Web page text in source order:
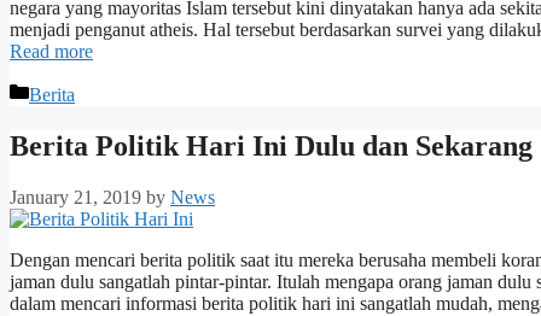
negara yang mayoritas Islam tersebut kini dinyatakan hanya ada
menjadi penganut atheis. Hal tersebut berdasarkan survei yang
Read more
Categories
Berita
Berita Politik Hari Ini Dulu dan Sekarang
January 21, 2019 by News
Dengan mencari berita politik saat itu mereka berusaha membeli
jaman dulu sangatlah pintar-pintar. Itulah mengapa orang jaman
dalam mencari informasi berita politik hari ini sangatlah mudah,